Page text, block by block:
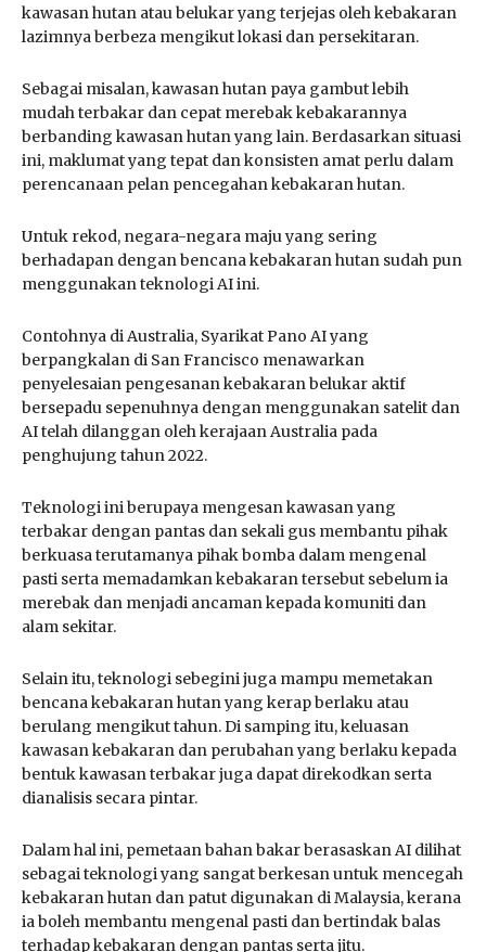
kawasan hutan atau belukar yang terjejas oleh kebakaran
lazimnya berbeza mengikut lokasi dan persekitaran.
Sebagai misalan, kawasan hutan paya gambut lebih
mudah terbakar dan cepat merebak kebakarannya
berbanding kawasan hutan yang lain. Berdasarkan situasi
ini, maklumat yang tepat dan konsisten amat perlu dalam
perencanaan pelan pencegahan kebakaran hutan.
Untuk rekod, negara-negara maju yang sering
berhadapan dengan bencana kebakaran hutan sudah pun
menggunakan teknologi AI ini.
Contohnya di Australia, Syarikat Pano AI yang
berpangkalan di San Francisco menawarkan
penyelesaian pengesanan kebakaran belukar aktif
bersepadu sepenuhnya dengan menggunakan satelit dan
AI telah dilanggan oleh kerajaan Australia pada
penghujung tahun 2022.
Teknologi ini berupaya mengesan kawasan yang
terbakar dengan pantas dan sekali gus membantu pihak
berkuasa terutamanya pihak bomba dalam mengenal
pasti serta memadamkan kebakaran tersebut sebelum ia
merebak dan menjadi ancaman kepada komuniti dan
alam sekitar.
Selain itu, teknologi sebegini juga mampu memetakan
bencana kebakaran hutan yang kerap berlaku atau
berulang mengikut tahun. Di samping itu, keluasan
kawasan kebakaran dan perubahan yang berlaku kepada
bentuk kawasan terbakar juga dapat direkodkan serta
dianalisis secara pintar.
Dalam hal ini, pemetaan bahan bakar berasaskan AI dilihat
sebagai teknologi yang sangat berkesan untuk mencegah
kebakaran hutan dan patut digunakan di Malaysia, kerana
ia boleh membantu mengenal pasti dan bertindak balas
terhadap kebakaran dengan pantas serta jitu.